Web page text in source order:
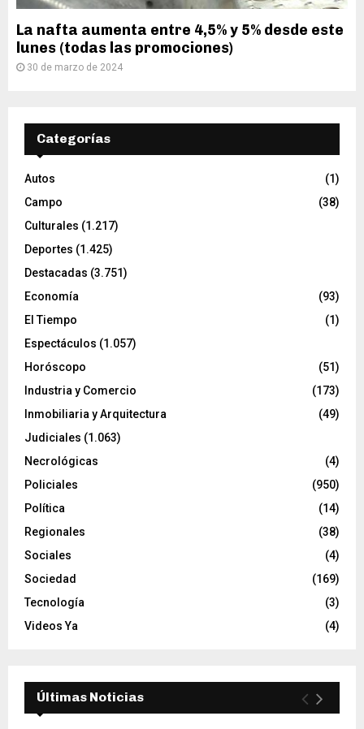
La nafta aumenta entre 4,5% y 5% desde este
lunes (todas las promociones)
30 de marzo de 2024
Categorías
Autos
(1)
Campo
(38)
Culturales (1.217)
Deportes (1.425)
Destacadas (3.751)
Economía
(93)
El Tiempo
(1)
Espectáculos (1.057)
Horóscopo
(51)
Industria y Comercio
(173)
Inmobiliaria y Arquitectura
(49)
Judiciales (1.063)
Necrológicas
(4)
Policiales
(950)
Política
(14)
Regionales
(38)
Sociales
(4)
Sociedad
(169)
Tecnología
(3)
Videos Ya
(4)
Últimas Noticias